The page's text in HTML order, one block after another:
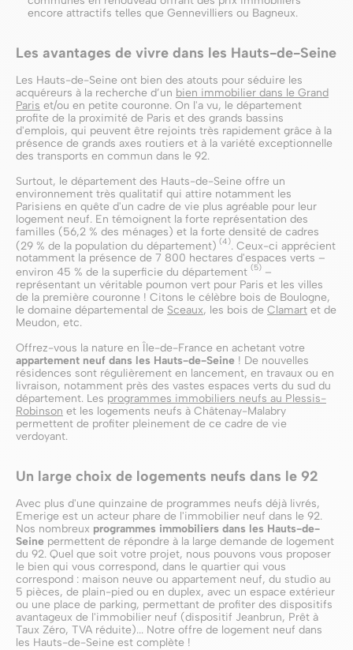
encore attractifs telles que Gennevilliers ou Bagneux.
Les avantages de vivre dans les Hauts-de-Seine
Les Hauts-de-Seine ont bien des atouts pour séduire les
acquéreurs à la recherche d’un bien immobilier dans le Grand
Paris et/ou en petite couronne. On l'a vu, le département
profite de la proximité de Paris et des grands bassins
d'emplois, qui peuvent être rejoints très rapidement grâce à la
présence de grands axes routiers et à la variété exceptionnelle
des transports en commun dans le 92.
Surtout, le département des Hauts-de-Seine offre un
environnement très qualitatif qui attire notamment les
Parisiens en quête d'un cadre de vie plus agréable pour leur
logement neuf. En témoignent la forte représentation des
familles (56,2 % des ménages) et la forte densité de cadres
(29 % de la population du département) (4). Ceux-ci apprécient
notamment la présence de 7 800 hectares d'espaces verts –
environ 45 % de la superficie du département (5) –
représentant un véritable poumon vert pour Paris et les villes
de la première couronne ! Citons le célèbre bois de Boulogne,
le domaine départemental de Sceaux, les bois de Clamart et de
Meudon, etc.
Offrez-vous la nature en Île-de-France en achetant votre
appartement neuf dans les Hauts-de-Seine ! De nouvelles
résidences sont régulièrement en lancement, en travaux ou en
livraison, notamment près des vastes espaces verts du sud du
département. Les programmes immobiliers neufs au Plessis-
Robinson et les logements neufs à Châtenay-Malabry
permettent de profiter pleinement de ce cadre de vie
verdoyant.
Un large choix de logements neufs dans le 92
Avec plus d'une quinzaine de programmes neufs déjà livrés,
Emerige est un acteur phare de l'immobilier neuf dans le 92.
Nos nombreux programmes immobiliers dans les Hauts-de-
Seine permettent de répondre à la large demande de logement
du 92. Quel que soit votre projet, nous pouvons vous proposer
le bien qui vous correspond, dans le quartier qui vous
correspond : maison neuve ou appartement neuf, du studio au
5 pièces, de plain-pied ou en duplex, avec un espace extérieur
ou une place de parking, permettant de profiter des dispositifs
avantageux de l'immobilier neuf (dispositif Jeanbrun, Prêt à
Taux Zéro, TVA réduite)... Notre offre de logement neuf dans
les Hauts-de-Seine est complète !